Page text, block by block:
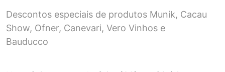
Descontos especiais de produtos Munik, Cacau
Show, Ofner, Canevari, Vero Vinhos e
Bauducco